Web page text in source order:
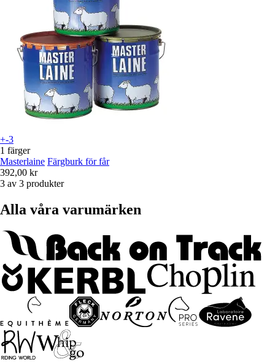
+-3
1 färger
Masterlaine Färgburk för får
392,00 kr
3 av 3 produkter
Alla våra varumärken